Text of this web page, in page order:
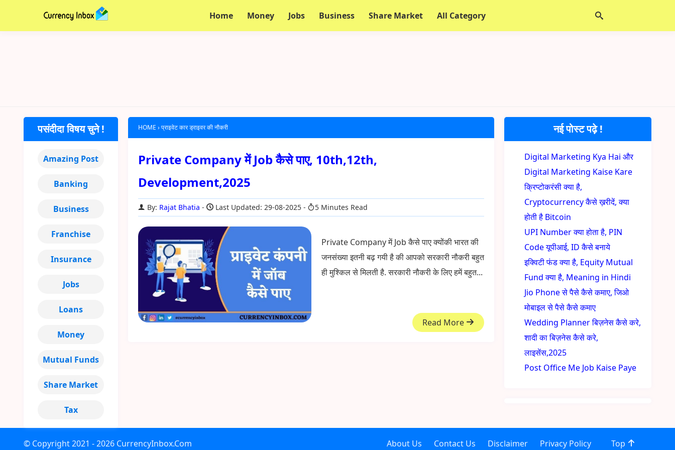
Home Money Jobs Business Share Market All Category
HOME ›प्राइवेट कार ड्राइवर की नौकरी
Private Company में Job कैसे पाए, 10th,12th,
Development,2025
By: Rajat Bhatia Last Updated: 29-08-2025 5 Minutes Read
Private Company में Job कैसे पाए क्योंकी भारत की
जनसंख्या इतनी बढ़ गयी है की आपको सरकारी नौकरी बहुत
ही मुश्किल से मिलती है. सरकारी नौकरी के लिए हमें बहुत...
Read More
नई पोस्ट पढ़े !
Digital Marketing Kya Hai और
Digital Marketing Kaise Kare
क्रिप्टोकरंसी क्या है,
Cryptocurrency कैसे ख़रीदें, क्या
होती है Bitcoin
UPI Number क्या होता है, PIN
Code यूपीआई, ID कैसे बनाये
इक्विटी फंड क्या है, Equity Mutual
Fund क्या है, Meaning in Hindi
Jio Phone से पैसे कैसे कमाए, जिओ
मोबाइल से पैसे कैसे कमाए
Wedding Planner बिज़नेस कैसे करे,
शादी का बिज़नेस कैसे करे,
लाइसेंस,2025
Post Office Me Job Kaise Paye
पसंदीदा विषय चुने !
Amazing Post
Banking
Business
Franchise
Insurance
Jobs
Loans
Money
Mutual Funds
Share Market
Tax
© Copyright2021 - 2026 CurrencyInbox.Com About Us Contact Us Disclaimer Privacy Policy Top